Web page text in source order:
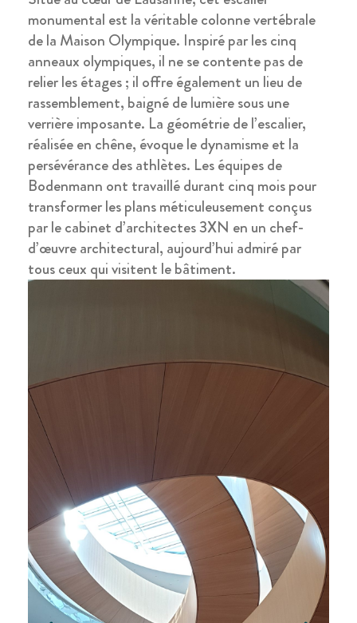
monumental est la véritable colonne vertébrale
de la Maison Olympique. Inspiré par les cinq
anneaux olympiques, il ne se contente pas de
relier les étages ; il offre également un lieu de
rassemblement, baigné de lumière sous une
verrière imposante. La géométrie de l’escalier,
réalisée en chêne, évoque le dynamisme et la
persévérance des athlètes. Les équipes de
Bodenmann ont travaillé durant cinq mois pour
transformer les plans méticuleusement conçus
par le cabinet d’architectes 3XN en un chef-
d’œuvre architectural, aujourd’hui admiré par
tous ceux qui visitent le bâtiment.